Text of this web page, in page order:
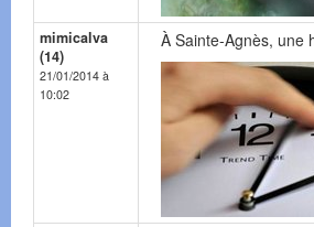
mimicalva
(14)
21/01/2014 à
10:02
À Sainte-Agnès, une